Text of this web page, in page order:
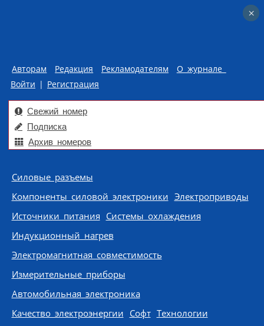
Авторам Редакция Рекламодателям
О журнале
Войти | Регистрация
Свежий номер
Подписка
Архив номеров
Skip to content
Силовые разъемы
Компоненты силовой электроники Электроприводы
Источники питания Системы охлаждения
Индукционный нагрев
Электромагнитная совместимость
Измерительные приборы
Автомобильная электроника
Качество электроэнергии Софт Технологии
×
×